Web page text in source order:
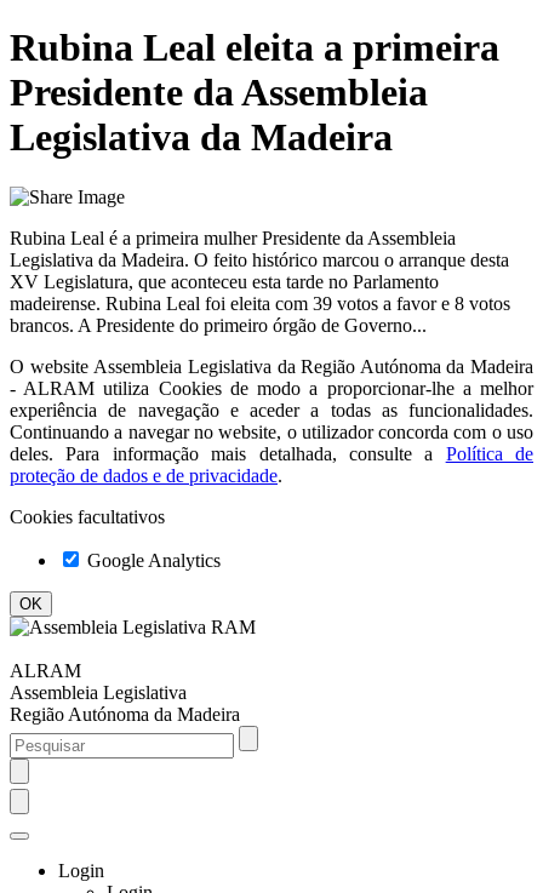
Rubina Leal eleita a primeira
Presidente da Assembleia
Legislativa da Madeira
Rubina Leal é a primeira mulher Presidente da Assembleia
Legislativa da Madeira. O feito histórico marcou o arranque desta
XV Legislatura, que aconteceu esta tarde no Parlamento
madeirense. Rubina Leal foi eleita com 39 votos a favor e 8 votos
brancos. A Presidente do primeiro órgão de Governo...
O website Assembleia Legislativa da Região Autónoma da Madeira
- ALRAM utiliza Cookies de modo a proporcionar-lhe a melhor
experiência de navegação e aceder a todas as funcionalidades.
Continuando a navegar no website, o utilizador concorda com o uso
deles. Para informação mais detalhada, consulte a
Política de
proteção de dados e de privacidade.
Cookies facultativos
Google Analytics
ALRAM
Assembleia Legislativa
Região Autónoma da Madeira
Login